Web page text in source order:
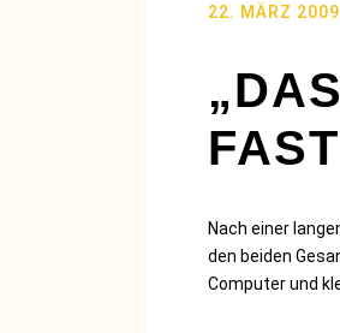
22. MÄRZ 2009
Nach einer
den beiden
Computer und